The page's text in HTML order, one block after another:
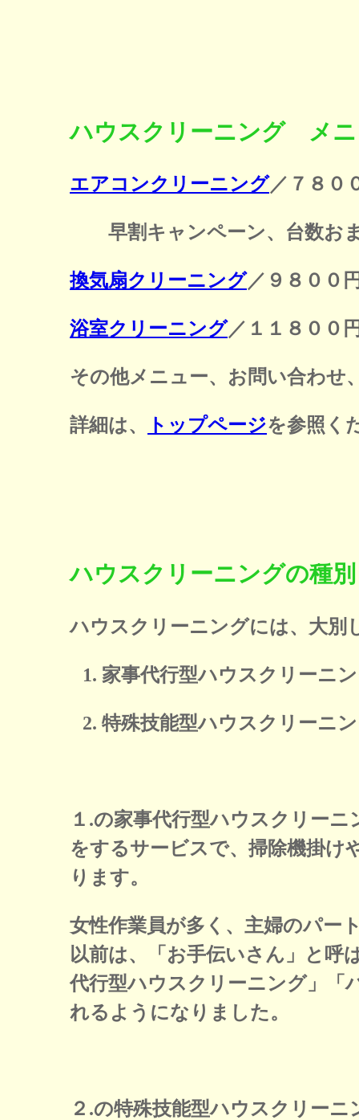
ハウスクリーニング メ
エアコンクリーニング／７８０
早割キャンペーン、台数お
換気扇クリーニング／９８００
浴室クリーニング／１１８００
その他メニュー、お問い合わせ
詳細は、 トップページを参照く
ハウスクリーニングの種別
ハウスクリーニングには、大別
家事代行型ハウスクリーニ
特殊技能型ハウスクリーニ
１.の家事代行型ハウスクリー
をするサービスで、掃除機掛け
ります。
女性作業員が多く、主婦のパー
以前は、「お手伝いさん」と呼
代行型ハウスクリーニング」「
れるようになりました。
２.の特殊技能型ハウスクリー